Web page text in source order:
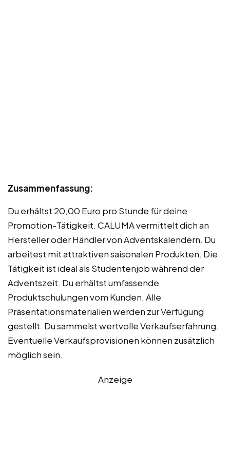
Zusammenfassung:
Du erhältst 20,00 Euro pro Stunde für deine
Promotion-Tätigkeit. CALUMA vermittelt dich an
Hersteller oder Händler von Adventskalendern. Du
arbeitest mit attraktiven saisonalen Produkten. Die
Tätigkeit ist ideal als Studentenjob während der
Adventszeit. Du erhältst umfassende
Produktschulungen vom Kunden. Alle
Präsentationsmaterialien werden zur Verfügung
gestellt. Du sammelst wertvolle Verkaufserfahrung.
Eventuelle Verkaufsprovisionen können zusätzlich
möglich sein.
Anzeige